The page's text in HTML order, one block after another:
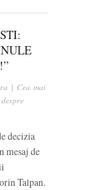
| Cea mai
decizia
mesaj de
Talpan.